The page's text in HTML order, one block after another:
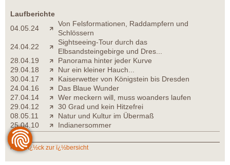
Laufberichte
04.05.24
Von Felsformationen, Raddampfern und
Schlössern
24.04.22
Sightseeing-Tour durch das
Elbsandsteingebirge und Dres...
28.04.19
Panorama hinter jeder Kurve
29.04.18
Nur ein kleiner Hauch...
30.04.17
Kaiserwetter von Königstein bis Dresden
24.04.16
Das Blaue Wunder
27.04.14
Wer meckern will, muss woanders laufen
29.04.12
30 Grad und kein Hitzefrei
08.05.11
Natur und Kultur im Übermaß
25.04.10
Indianersommer
zurï¿½ck zur ï¿½bersicht